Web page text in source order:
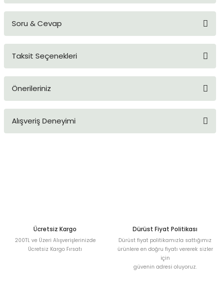
Soru & Cevap
Taksit Seçenekleri
Önerileriniz
konularda yetersiz gördüğünüz noktaları öneri formunu
Alışveriş Deneyimi
Ücretsiz Kargo
200TL ve Üzeri Alışverişlerinizde
Ücretsiz Kargo Fırsatı
Dürüst Fiyat Politikası
Dürüst fiyat politikamızla sattığımız
ürünlere en doğru fiyatı vererek sizler
için
güvenin adresi oluyoruz.